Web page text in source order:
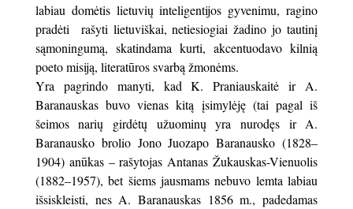
labiau domėtis lietuvių inteligentijos gyvenimu, ragino
pradėti rašyti lietuviškai, netiesiogiai žadino jo tautinį
sąmoningumą, skatindama kurti, akcentuodavo kilnią
poeto misiją, literatūros svarbą žmonėms.
Yra pagrindo manyti, kad K. Praniauskaitė ir A.
Baranauskas buvo vienas kitą įsimylėję (tai pagal iš
šeimos narių girdėtų užuominų yra nurodęs ir A.
Baranausko brolio Jono Juozapo Baranausko (1828–
1904) anūkas – rašytojas Antanas Žukauskas-Vienuolis
(1882–1957), bet šiems jausmams nebuvo lemta labiau
išsiskleisti, nes A. Baranauskas 1856 m., padedamas